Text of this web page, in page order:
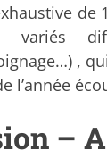
de
variés
,
l’année
–